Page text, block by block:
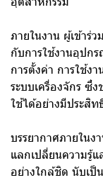
ภายในงาน ผู้เข้าร่
กับการใช้งานอุปก
การตั้งค่า การใช้ง
ระบบเครื่องจักร ซึ่
ใช้ได้อย่างมีประสิท
บรรยากาศภายในง
แลกเปลี่ยนความรู้แ
อย่างใกล้ชิด นับเป็